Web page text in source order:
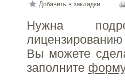
Добавить в закладки
Нужна
лицензированию
Вы можете
заполните форму